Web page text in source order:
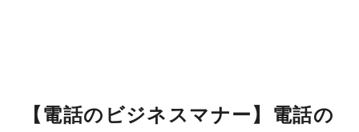
【電話のビジネスマナー】電話の